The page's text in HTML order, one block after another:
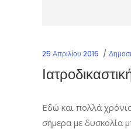
25 Απριλίου 2016
Εδώ και πολλά
σήμερα με δυσκολία